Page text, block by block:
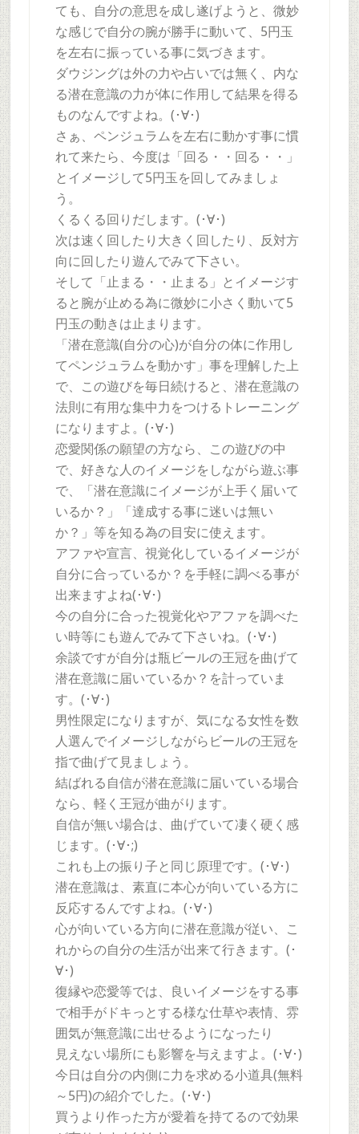
ても、自分の意思を成し遂げようと、微妙
な感じで自分の腕が勝手に動いて、5円玉
を左右に振っている事に気づきます。
ダウジングは外の力や占いでは無く、内な
る潜在意識の力が体に作用して結果を得る
ものなんですよね。(･∀･)
さぁ、ペンジュラムを左右に動かす事に慣
れて来たら、今度は「回る・・回る・・」
とイメージして5円玉を回してみましょ
う。
くるくる回りだします。(･∀･)
次は速く回したり大きく回したり、反対方
向に回したり遊んでみて下さい。
そして「止まる・・止まる」とイメージす
ると腕が止める為に微妙に小さく動いて5
円玉の動きは止まります。
「潜在意識(自分の心)が自分の体に作用し
てペンジュラムを動かす」事を理解した上
で、この遊びを毎日続けると、潜在意識の
法則に有用な集中力をつけるトレーニング
になりますよ。(･∀･)
恋愛関係の願望の方なら、この遊びの中
で、好きな人のイメージをしながら遊ぶ事
で、「潜在意識にイメージが上手く届いて
いるか？」「達成する事に迷いは無い
か？」等を知る為の目安に使えます。
アファや宣言、視覚化しているイメージが
自分に合っているか？を手軽に調べる事が
出来ますよね(･∀･)
今の自分に合った視覚化やアファを調べた
い時等にも遊んでみて下さいね。(･∀･)
余談ですが自分は瓶ビールの王冠を曲げて
潜在意識に届いているか？を計っていま
す。(･∀･)
男性限定になりますが、気になる女性を数
人選んでイメージしながらビールの王冠を
指で曲げて見ましょう。
結ばれる自信が潜在意識に届いている場合
なら、軽く王冠が曲がります。
自信が無い場合は、曲げていて凄く硬く感
じます。(･∀･;)
これも上の振り子と同じ原理です。(･∀･)
潜在意識は、素直に本心が向いている方に
反応するんですよね。(･∀･)
心が向いている方向に潜在意識が従い、こ
れからの自分の生活が出来て行きます。(･
∀･)
復縁や恋愛等では、良いイメージをする事
で相手がドキっとする様な仕草や表情、雰
囲気が無意識に出せるようになったり
見えない場所にも影響を与えますよ。(･∀･)
今日は自分の内側に力を求める小道具(無料
～5円)の紹介でした。(･∀･)
買うより作った方が愛着を持てるので効果